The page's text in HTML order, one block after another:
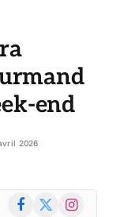
end
2026
Facebook
X
Instagram